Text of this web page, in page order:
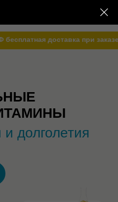
доставка при заказе от 15 000
долголетия